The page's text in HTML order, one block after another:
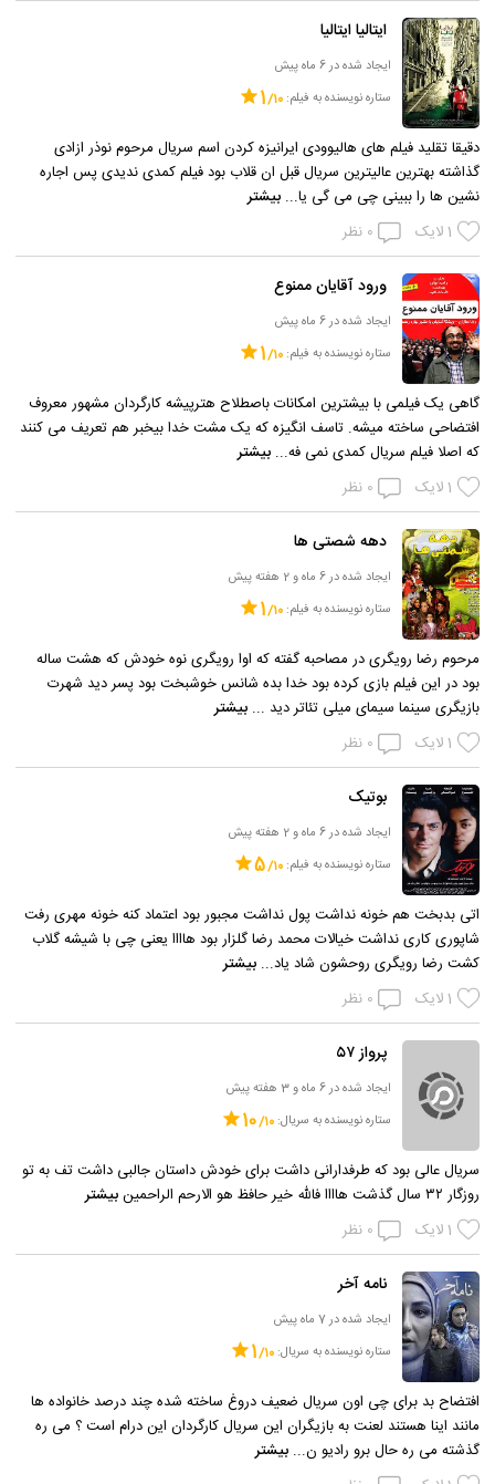
ایتالیا ایتالیا
ایجاد شده در 6 ماه پیش
ستاره نویسنده به فیلم:
1
دقیقا تقلید فیلم های هالیوودی ایرانیزه کردن اسم سریال مرحوم نوذر ازادی
گذاشته بهترین عالیترین سریال قبل ان قلاب بود فیلم کمدی ندیدی پس اجاره
نشین ها را ببینی چی می گی یا...بیشتر
1لایک 0 نظر
ورود آقایان ممنوع
ایجاد شده در 6 ماه پیش
ستاره نویسنده به فیلم:
1
گاهی یک فیلمی با بیشترین امکانات باصطلاح هترپیشه کارگردان مشهور معروف
افتضاحی ساخته میشه. تاسف انگیزه که یک مشت خدا بیخبر هم تعریف می کنند
که اصلا فیلم سریال کمدی نمی فه...بیشتر
1لایک 0 نظر
دهه شصتی ها
ایجاد شده در 6 ماه و 2 هفته پیش
ستاره نویسنده به فیلم:
1
مرحوم رضا رویگری در مصاحبه گفته که اوا رویگری نوه خودش که هشت ساله
بود در این فیلم بازی کرده بود خدا بده شانس خوشبخت بود پسر دید شهرت
بازیگری سینما سیمای میلی تئاتر دید ...بیشتر
1لایک 0 نظر
بوتیک
ایجاد شده در 6 ماه و 2 هفته پیش
ستاره نویسنده به فیلم:
5
اتی بدبخت هم خونه نداشت پول نداشت مجبور بود اعتماد کنه خونه مهری رفت
شاپوری کاری نداشت خیالات محمد رضا گلزار بود هاااا یعنی چی با شیشه گلاب
کشت رضا رویگری روحشون شاد یاد...بیشتر
1لایک 0 نظر
پرواز ۵۷
ایجاد شده در 6 ماه و 3 هفته پیش
ستاره نویسنده به سریال:
10
سریال عالی بود که طرفدارانی داشت برای خودش داستان جالبی داشت تف به تو
روزگار ۳۲ سال گذشت هاااا فالله خیر حافظ هو الارحم الراحمین
بیشتر
1لایک 0 نظر
نامه آخر
ایجاد شده در 7 ماه پیش
ستاره نویسنده به سریال:
1
افتضاح بد برای چی اون سریال ضعیف دروغ ساخته شده چند درصد خانواده ها
مانند اینا هستند لعنت به بازیگران این سریال کارگردان این درام است ؟ می ره
گذشته می ره حال برو رادیو ن...بیشتر